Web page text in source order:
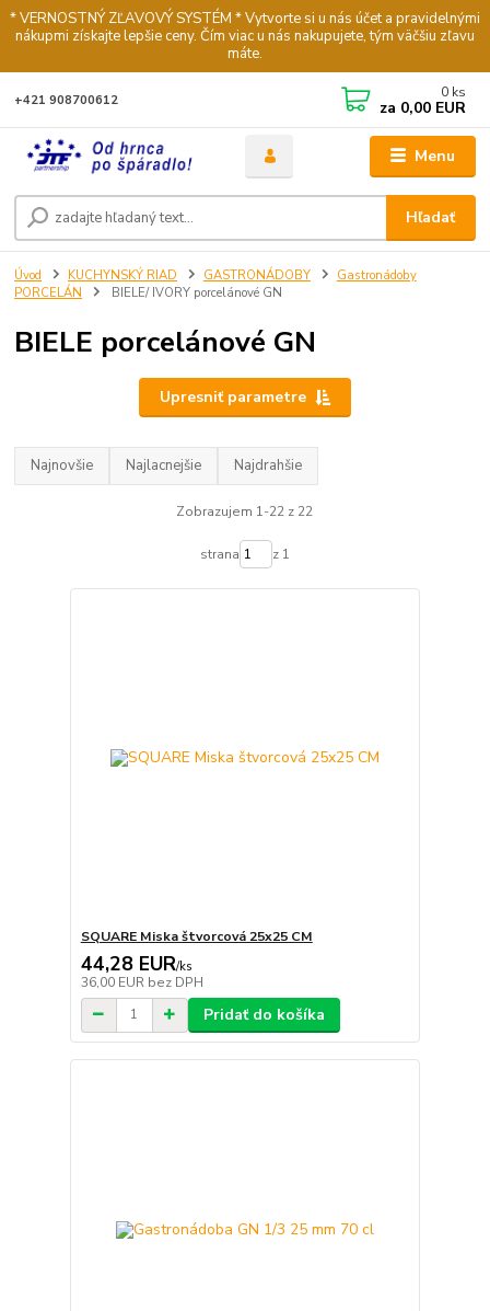
* VERNOSTNÝ ZĽAVOVÝ SYSTÉM * Vytvorte si u nás účet a pravidelnými
nákupmi získajte lepšie ceny. Čím viac u nás nakupujete, tým väčšiu zľavu
máte.
Menu
Hľadať
+421 908700612 0 ks
za 0,00 EUR
Úvod KUCHYNSKÝ RIAD GASTRONÁDOBY
Gastronádoby
PORCELÁN
BIELE/ IVORY porcelánové GN
BIELE porcelánové GN
Upresniť parametre
Najnovšie Najlacnejšie Najdrahšie
Zobrazujem 1-22 z 22
strana z 1
SQUARE Miska štvorcová 25x25 CM
44,28 EUR/ks
36,00 EUR bez DPH
Pridať do košíka